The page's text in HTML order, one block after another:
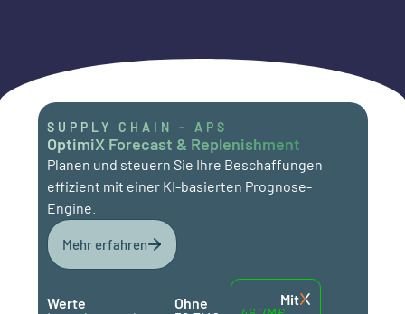
SUPPLY CHAIN - APS
OptimiX Forecast & Replenishment
Planen und steuern Sie Ihre Beschaffungen
effizient mit einer KI-basierten Prognose-
Engine.
Mehr erfahren
Werte
Ohne
Mit